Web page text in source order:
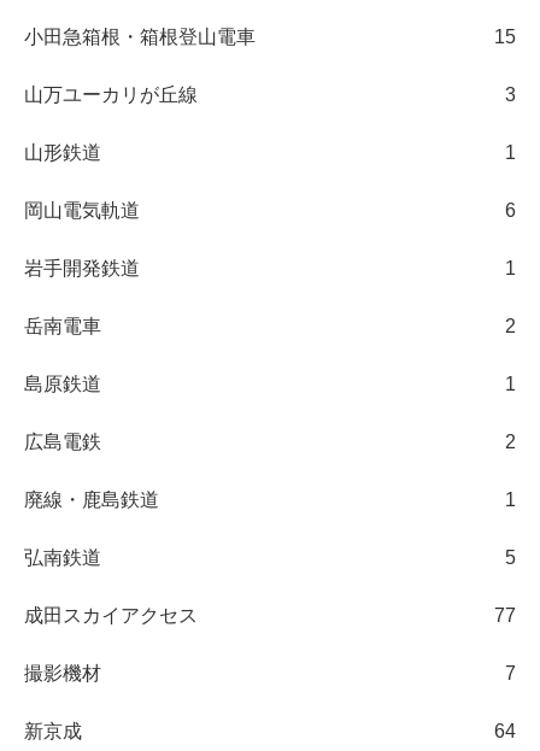
小田急箱根・箱根登山電車 15
山万ユーカリが丘線 3
山形鉄道 1
岡山電気軌道 6
岩手開発鉄道 1
岳南電車 2
島原鉄道 1
広島電鉄 2
廃線・鹿島鉄道 1
弘南鉄道 5
成田スカイアクセス 77
撮影機材 7
新京成 64